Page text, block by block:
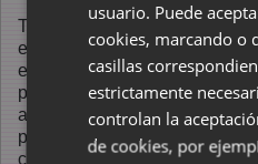
También se trabaja para
explotar más fácilmente, con
es un pez que puede vivir en
produce una proteína de 50
anticongelante celular, que
parte de las células se
codifica esta proteína y se ha
usuario. Puede
cookies, marcando o
casillas
estrictamente
controlan la
de cookies, por